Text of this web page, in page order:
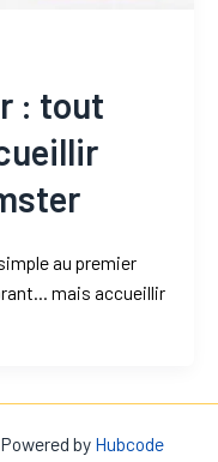
: tout
au premier
mais accueillir
by Hubcode